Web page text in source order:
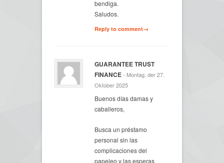
bendiga.
Saludos.
Reply to comment→
GUARANTEE TRUST
FINANCE- Montag, der 27.
Oktober 2025
Buenos días damas y
caballeros,
Busca un préstamo
personal sin las
complicaciones del
papeleo y las esperas